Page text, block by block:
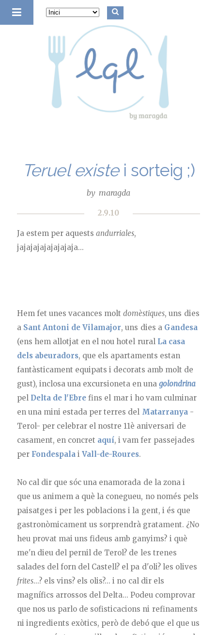
la quinta de luculus
Teruel existei sorteig ;)
by maragda
2.9.10
Ja estem per aquestsandurriales,
jajajajajajajajaja...
Hem fet unes vacances moltdomèstiques, uns dies
a Sant Antoni de Vilamajor, uns dies a Gandesa
(ens hem allotjat en el nou hotel rural La casa
dels abeuradors, que els apartaments estan
fantàsticament equipats i decorats amb molt de
gust), inclosa una excursioneta en unagolondrina
pel Delta de l'Ebre fins el mar i ho vam culminar
en una mini estada per terres del Matarranya-
Terol- per celebrar el nostre 11è aniversari de
casament, en concret aquí, i vam fer passejades
per Fondespala iVall-de-Roures.
No cal dir que sóc una enamorada de la zona i
que us animem a què la conegueu, no només pels
paisatges i per les poblacions i la gent, i és que
gastronòmicament us sorprendrà gratament. ¿No
heu provat mai uns fideus amb ganyims? i què
me'n dieu del pernil de Terol? de les trenes
salades del forn del Castell? el pa d'oli? les olives
frites...? els vins? els olis?... i no cal dir els
magnífics arrossos del Delta... Podeu comprovar
que nos us parlo de sofisticacions ni refinaments
ni ingredients exòtics, però de debó que el que us